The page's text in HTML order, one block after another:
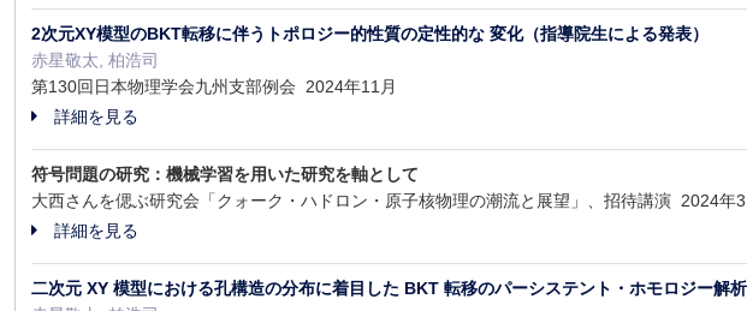
2次元XY模型のBKT転移に伴うトポロジー的性質の定性的な 変化（指導院生による発表）
赤星敬太, 柏浩司
第130回日本物理学会九州支部例会 2024年11月
詳細を見る
符号問題の研究：機械学習を用いた研究を軸として
大西さんを偲ぶ研究会「クォーク・ハドロン・原子核物理の潮流と展望」、招待講演 2024年
詳細を見る
二次元 XY 模型における孔構造の分布に着目した BKT 転移のパーシステント・ホモロジー